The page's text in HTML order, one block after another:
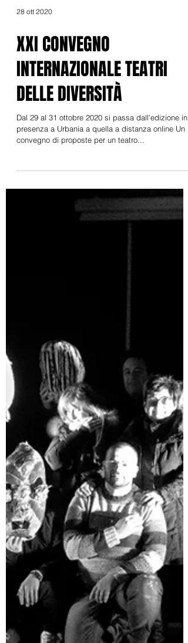
28 ott 2020
XXI CONVEGNO
INTERNAZIONALE TEATRI
DELLE DIVERSITÀ
Dal 29 al 31 ottobre 2020 si passa dall’edizione in